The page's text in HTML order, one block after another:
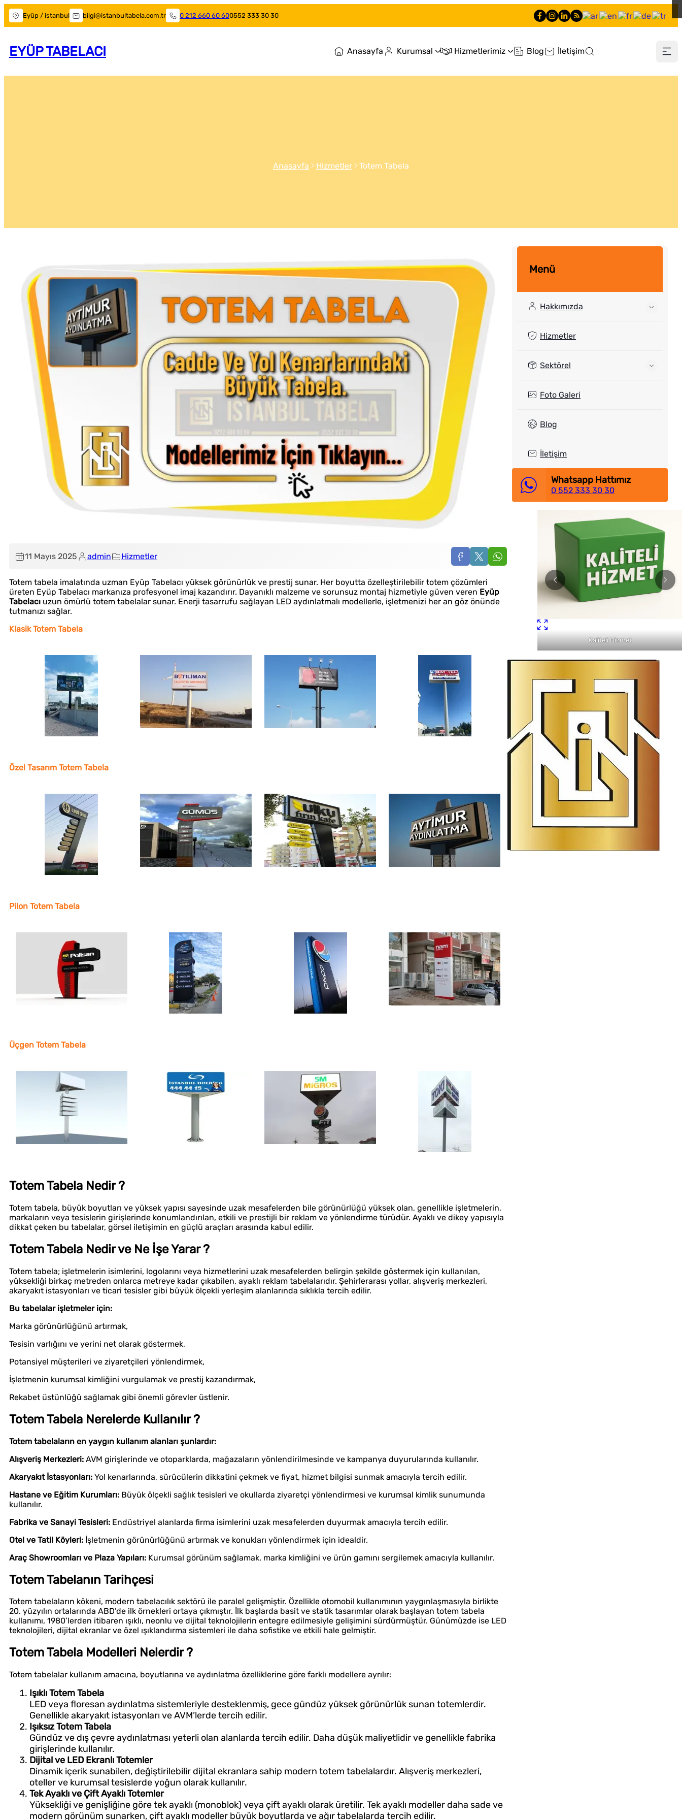
Eyüp / istanbul bilgi@istanbultabela.com.tr 0 212 660 60 600552 333 30 30
EYÜP TABELACI Anasayfa Kurumsal Hizmetlerimiz Blog İletişim
Anasayfa Hizmetler Totem Tabela
11 Mayıs 2025 admin Hizmetler
Totem tabela imalatında uzman Eyüp Tabelacı yüksek görünürlük ve prestij sunar. Her boyutta özelleştirilebilir totem çözümleri
üreten Eyüp Tabelacı markanıza profesyonel imaj kazandırır. Dayanıklı malzeme ve sorunsuz montaj hizmetiyle güven veren Eyüp
Tabelacı uzun ömürlü totem tabelalar sunar. Enerji tasarrufu sağlayan LED aydınlatmalı modellerle, işletmenizi her an göz önünde
tutmanızı sağlar.
Klasik Totem Tabela
Özel Tasarım Totem Tabela
Pilon Totem Tabela
Üçgen Totem Tabela
Totem Tabela Nedir ?
Totem tabela, büyük boyutları ve yüksek yapısı sayesinde uzak mesafelerden bile görünürlüğü yüksek olan, genellikle işletmelerin,
markaların veya tesislerin girişlerinde konumlandırılan, etkili ve prestijli bir reklam ve yönlendirme türüdür. Ayaklı ve dikey yapısıyla
dikkat çeken bu tabelalar, görsel iletişimin en güçlü araçları arasında kabul edilir.
Totem Tabela Nedir ve Ne İşe Yarar ?
Totem tabela; işletmelerin isimlerini, logolarını veya hizmetlerini uzak mesafelerden belirgin şekilde göstermek için kullanılan,
yüksekliği birkaç metreden onlarca metreye kadar çıkabilen, ayaklı reklam tabelalarıdır. Şehirlerarası yollar, alışveriş merkezleri,
akaryakıt istasyonları ve ticari tesisler gibi büyük ölçekli yerleşim alanlarında sıklıkla tercih edilir.
Bu tabelalar işletmeler için:
Marka görünürlüğünü artırmak,
Tesisin varlığını ve yerini net olarak göstermek,
Potansiyel müşterileri ve ziyaretçileri yönlendirmek,
İşletmenin kurumsal kimliğini vurgulamak ve prestij kazandırmak,
Rekabet üstünlüğü sağlamak gibi önemli görevler üstlenir.
Totem Tabela Nerelerde Kullanılır ?
Totem tabelaların en yaygın kullanım alanları şunlardır:
Alışveriş Merkezleri: AVM girişlerinde ve otoparklarda, mağazaların yönlendirilmesinde ve kampanya duyurularında kullanılır.
Akaryakıt İstasyonları: Yol kenarlarında, sürücülerin dikkatini çekmek ve fiyat, hizmet bilgisi sunmak amacıyla tercih edilir.
Hastane ve Eğitim Kurumları: Büyük ölçekli sağlık tesisleri ve okullarda ziyaretçi yönlendirmesi ve kurumsal kimlik sunumunda
kullanılır.
Fabrika ve Sanayi Tesisleri: Endüstriyel alanlarda firma isimlerini uzak mesafelerden duyurmak amacıyla tercih edilir.
Otel ve Tatil Köyleri: İşletmenin görünürlüğünü artırmak ve konukları yönlendirmek için idealdir.
Araç Showroomları ve Plaza Yapıları: Kurumsal görünüm sağlamak, marka kimliğini ve ürün gamını sergilemek amacıyla kullanılır.
Totem Tabelanın Tarihçesi
Totem tabelaların kökeni, modern tabelacılık sektörü ile paralel gelişmiştir. Özellikle otomobil kullanımının yaygınlaşmasıyla birlikte
20. yüzyılın ortalarında ABD’de ilk örnekleri ortaya çıkmıştır. İlk başlarda basit ve statik tasarımlar olarak başlayan totem tabela
kullanımı, 1980’lerden itibaren ışıklı, neonlu ve dijital teknolojilerin entegre edilmesiyle gelişimini sürdürmüştür. Günümüzde ise LED
teknolojileri, dijital ekranlar ve özel ışıklandırma sistemleri ile daha sofistike ve etkili hale gelmiştir.
Totem Tabela Modelleri Nelerdir ?
Totem tabelalar kullanım amacına, boyutlarına ve aydınlatma özelliklerine göre farklı modellere ayrılır:
Işıklı Totem Tabela
LED veya floresan aydınlatma sistemleriyle desteklenmiş, gece gündüz yüksek görünürlük sunan totemlerdir.
Genellikle akaryakıt istasyonları ve AVM’lerde tercih edilir.
Işıksız Totem Tabela
Gündüz ve dış çevre aydınlatması yeterli olan alanlarda tercih edilir. Daha düşük maliyetlidir ve genellikle fabrika
girişlerinde kullanılır.
Dijital ve LED Ekranlı Totemler
Dinamik içerik sunabilen, değiştirilebilir dijital ekranlara sahip modern totem tabelalardır. Alışveriş merkezleri,
oteller ve kurumsal tesislerde yoğun olarak kullanılır.
Tek Ayaklı ve Çift Ayaklı Totemler
Yüksekliği ve genişliğine göre tek ayaklı (monoblok) veya çift ayaklı olarak üretilir. Tek ayaklı modeller daha sade ve
modern görünüm sunarken, çift ayaklı modeller büyük boyutlarda ve ağır tabelalarda tercih edilir.
Menü
Hakkımızda
Hizmetler
Sektörel
Foto Galeri
Blog
İletişim
Whatsapp Hattımız
0 552 333 30 30
Kaliteli Hizmet